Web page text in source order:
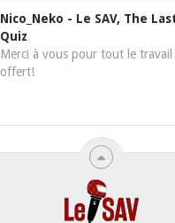
Nico_Neko - Le SAV, The
Quiz
Merci à vous pour tout le travail
offert!